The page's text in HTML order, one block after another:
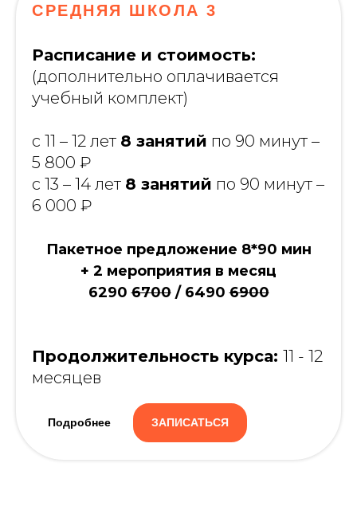
СРЕДНЯЯ ШКОЛА 3
Расписание и стоимость:
(дополнительно оплачивается
учебный комплект)
с 11 – 12 лет 8 занятий по 90 минут –
5 800 ₽
с 13 – 14 лет 8 занятий по 90 минут –
6 000 ₽
Пакетное предложение 8*90 мин
+ 2 мероприятия в месяц
62906700/ 64906900
Продолжительность курса: 11 - 12
месяцев
Подробнее ЗАПИСАТЬСЯ